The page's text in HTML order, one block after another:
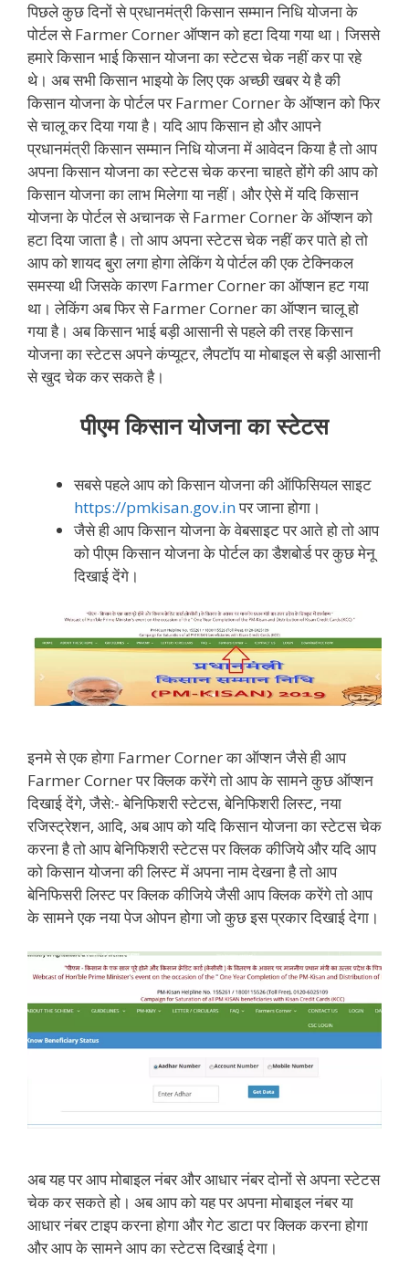
पिछले कुछ दिनों से प्रधानमंत्री किसान सम्मान निधि योजना के
पोर्टल से Farmer Corner ऑप्शन को हटा दिया गया था। जिससे
हमारे किसान भाई किसान योजना का स्टेटस चेक नहीं कर पा रहे
थे। अब सभी किसान भाइयो के लिए एक अच्छी खबर ये है की
किसान योजना के पोर्टल पर Farmer Corner के ऑप्शन को फिर
से चालू कर दिया गया है। यदि आप किसान हो और आपने
प्रधानमंत्री किसान सम्मान निधि योजना में आवेदन किया है तो आप
अपना किसान योजना का स्टेटस चेक करना चाहते होंगे की आप को
किसान योजना का लाभ मिलेगा या नहीं। और ऐसे में यदि किसान
योजना के पोर्टल से अचानक से Farmer Corner के ऑप्शन को
हटा दिया जाता है। तो आप अपना स्टेटस चेक नहीं कर पाते हो तो
आप को शायद बुरा लगा होगा लेकिंग ये पोर्टल की एक टेक्निकल
समस्या थी जिसके कारण Farmer Corner का ऑप्शन हट गया
था। लेकिंग अब फिर से Farmer Corner का ऑप्शन चालू हो
गया है। अब किसान भाई बड़ी आसानी से पहले की तरह किसान
योजना का स्टेटस अपने कंप्यूटर, लैपटॉप या मोबाइल से बड़ी आसानी
से खुद चेक कर सकते है।
पीएम किसान योजना का स्टेटस
सबसे पहले आप को किसान योजना की ऑफिसियल साइट
https://pmkisan.gov.inपर जाना होगा।
जैसे ही आप किसान योजना के वेबसाइट पर आते हो तो आप
को पीएम किसान योजना के पोर्टल का डैशबोर्ड पर कुछ मेनू
दिखाई देंगे।
इनमे से एक होगा Farmer Corner का ऑप्शन जैसे ही आप
Farmer Corner पर क्लिक करेंगे तो आप के सामने कुछ ऑप्शन
दिखाई देंगे, जैसे:- बेनिफिशरी स्टेटस, बेनिफिशरी लिस्ट, नया
रजिस्ट्रेशन, आदि, अब आप को यदि किसान योजना का स्टेटस चेक
करना है तो आप बेनिफिशरी स्टेटस पर क्लिक कीजिये और यदि आप
को किसान योजना की लिस्ट में अपना नाम देखना है तो आप
बेनिफिसरी लिस्ट पर क्लिक कीजिये जैसी आप क्लिक करेंगे तो आप
के सामने एक नया पेज ओपन होगा जो कुछ इस प्रकार दिखाई देगा।
अब यह पर आप मोबाइल नंबर और आधार नंबर दोनों से अपना स्टेटस
चेक कर सकते हो। अब आप को यह पर अपना मोबाइल नंबर या
आधार नंबर टाइप करना होगा और गेट डाटा पर क्लिक करना होगा
और आप के सामने आप का स्टेटस दिखाई देगा।